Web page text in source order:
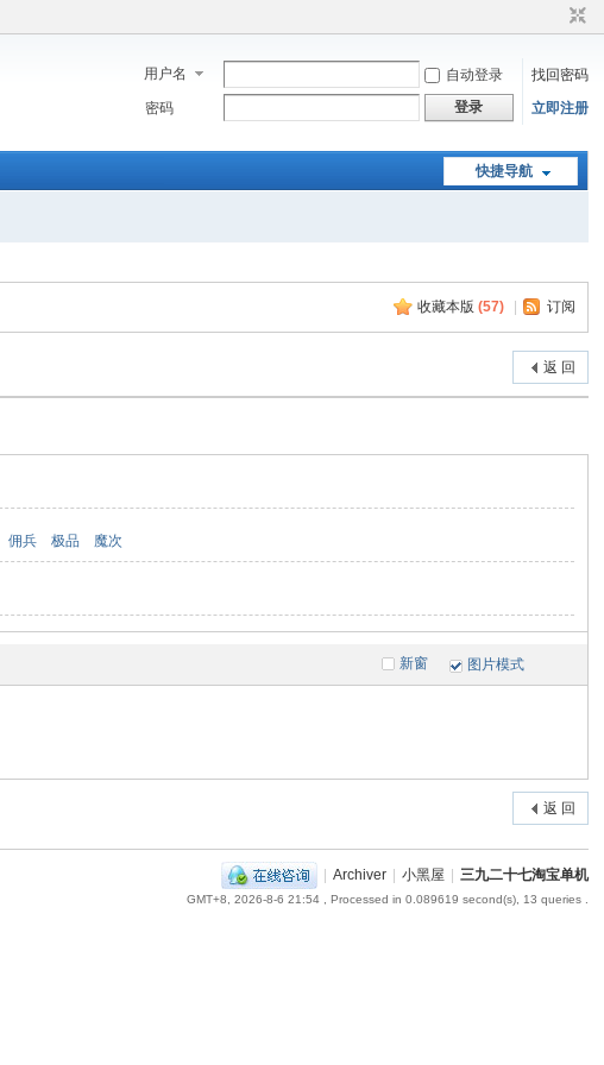
用户名 自动登录
找回密码
密码
登录 立即注册
快捷导航
收藏本版 (57) 订阅
返 回
佣兵 极品 魔次
新窗 图片模式
返 回
| Archiver | 小黑屋 | 三九二十七淘宝单机
GMT+8, 2026-8-6 21:54, Processed in 0.089619 second(s), 13 queries .